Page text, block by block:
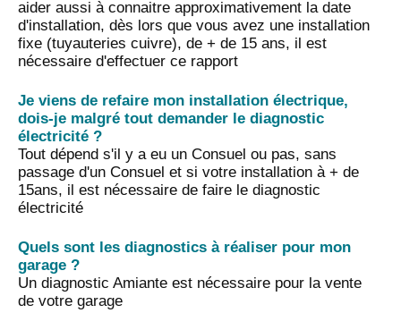
aider aussi à connaitre approximativement la date
d'installation, dès lors que vous avez une installation
fixe (tuyauteries cuivre), de + de 15 ans, il est
nécessaire d'effectuer ce rapport
Je viens de refaire mon installation électrique,
dois-je malgré tout demander le diagnostic
électricité ?
Tout dépend s'il y a eu un Consuel ou pas, sans
passage d'un Consuel et si votre installation à + de
15ans, il est nécessaire de faire le diagnostic
électricité
Quels sont les diagnostics à réaliser pour mon
garage ?
Un diagnostic Amiante est nécessaire pour la vente
de votre garage